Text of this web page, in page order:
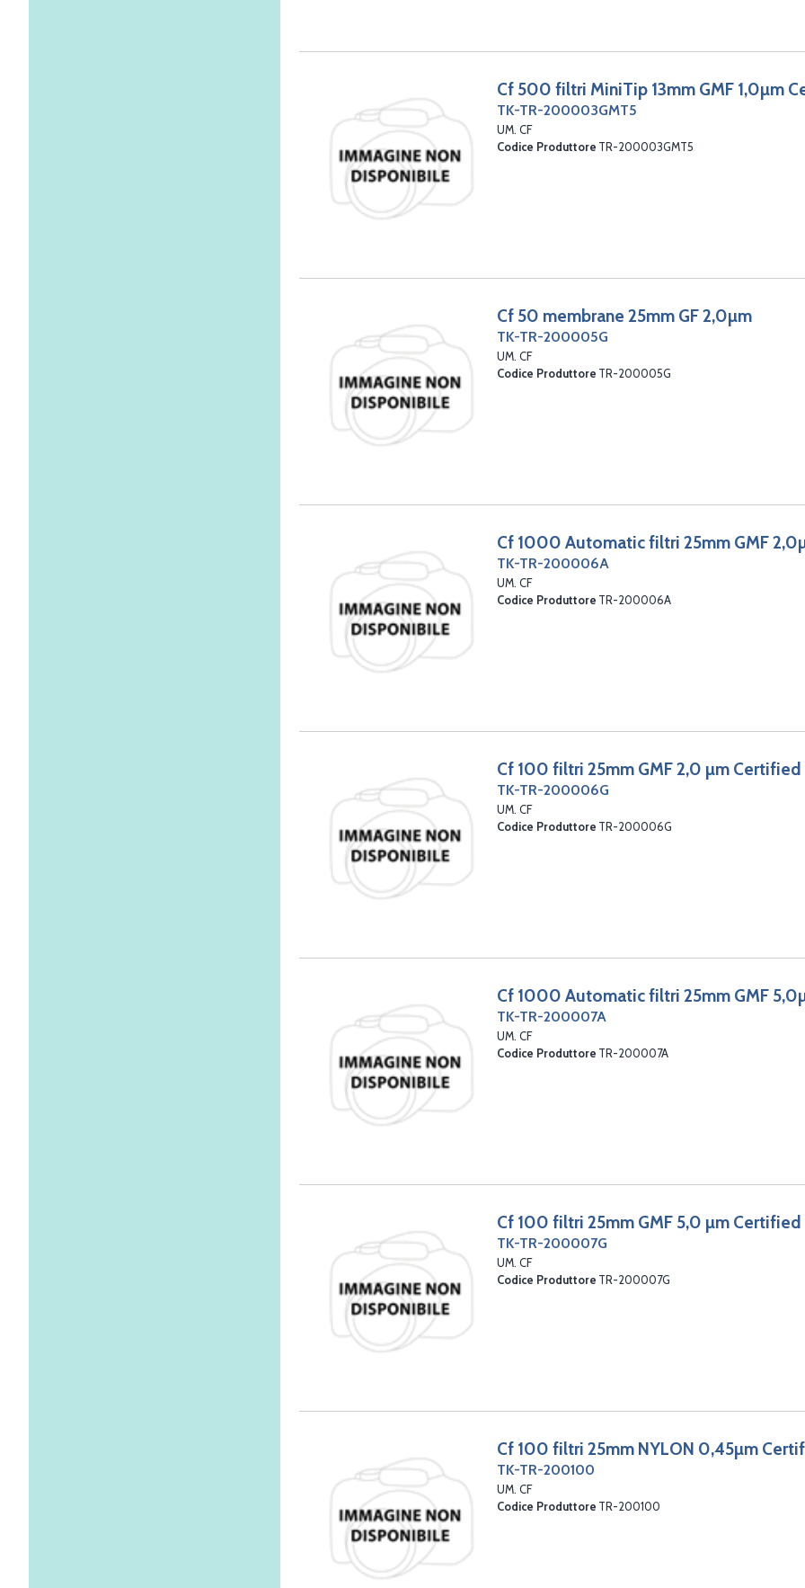
Cf 500 filtri MiniTip 13mm GMF 1,0µm
TK-TR-200003GMT5
UM. CF
Codice Produttore TR-200003GMT5
Cf 50 membrane 25mm GF 2,0µm
TK-TR-200005G
UM. CF
Codice Produttore TR-200005G
Cf 1000 Automatic filtri 25mm GMF
TK-TR-200006A
UM. CF
Codice Produttore TR-200006A
Cf 100 filtri 25mm GMF 2,0 µm
TK-TR-200006G
UM. CF
Codice Produttore TR-200006G
Cf 1000 Automatic filtri 25mm GMF
TK-TR-200007A
UM. CF
Codice Produttore TR-200007A
Cf 100 filtri 25mm GMF 5,0 µm
TK-TR-200007G
UM. CF
Codice Produttore TR-200007G
Cf 100 filtri 25mm NYLON 0,45µm
TK-TR-200100
UM. CF
Codice Produttore TR-200100